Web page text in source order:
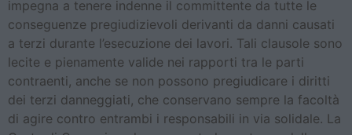
impegna a tenere indenne il committente da tutte le
conseguenze pregiudizievoli derivanti da danni causati
a terzi durante l’esecuzione dei lavori. Tali clausole sono
lecite e pienamente valide nei rapporti tra le parti
contraenti, anche se non possono pregiudicare i diritti
dei terzi danneggiati, che conservano sempre la facoltà
di agire contro entrambi i responsabili in via solidale. La